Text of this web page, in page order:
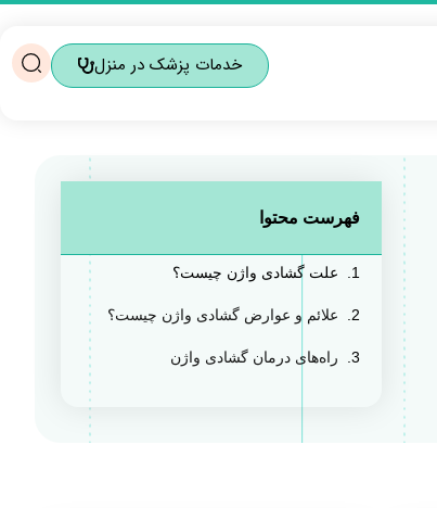
خدمات پزشک در منزل
فهرست محتوا
علت گشادی واژن چیست؟
علائم و عوارض گشادی واژن چیست؟
راه‌های درمان گشادی واژن